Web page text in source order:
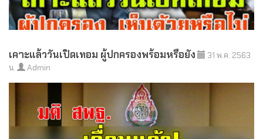
เคาะแล้ววันเปิดเทอม ผู้ปกครองพร้อมหรือยัง
31 พ.ค. 2563
น.
Admin